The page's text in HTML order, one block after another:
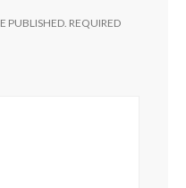
PUBLISHED. REQUIRED